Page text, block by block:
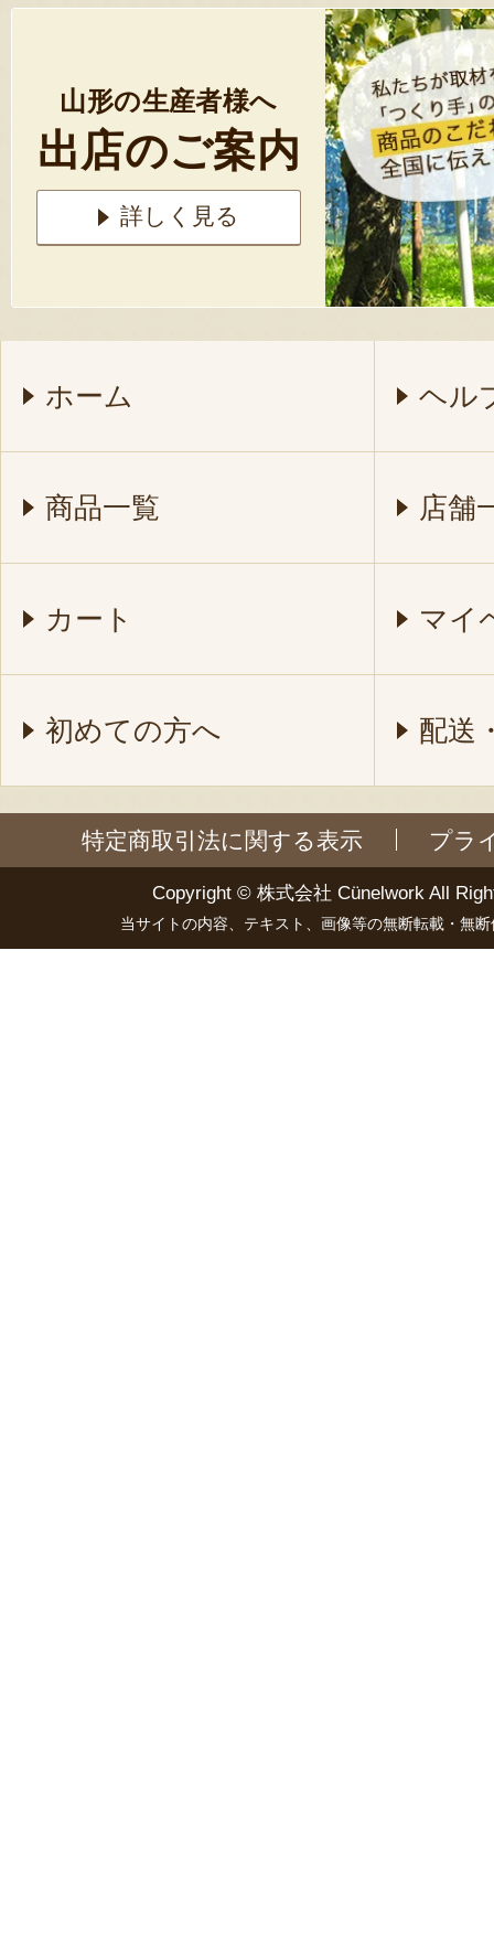
山形の生産者様へ
出店のご案内
詳しく見る
ホーム ヘル
商品一覧 店舗
カート マイ
初めての方へ 配送
特定商取引法に関する表示 プラ
Copyright © 株式会社 Cünelwork All
当サイトの内容、テキスト、画像等の無断転載・無